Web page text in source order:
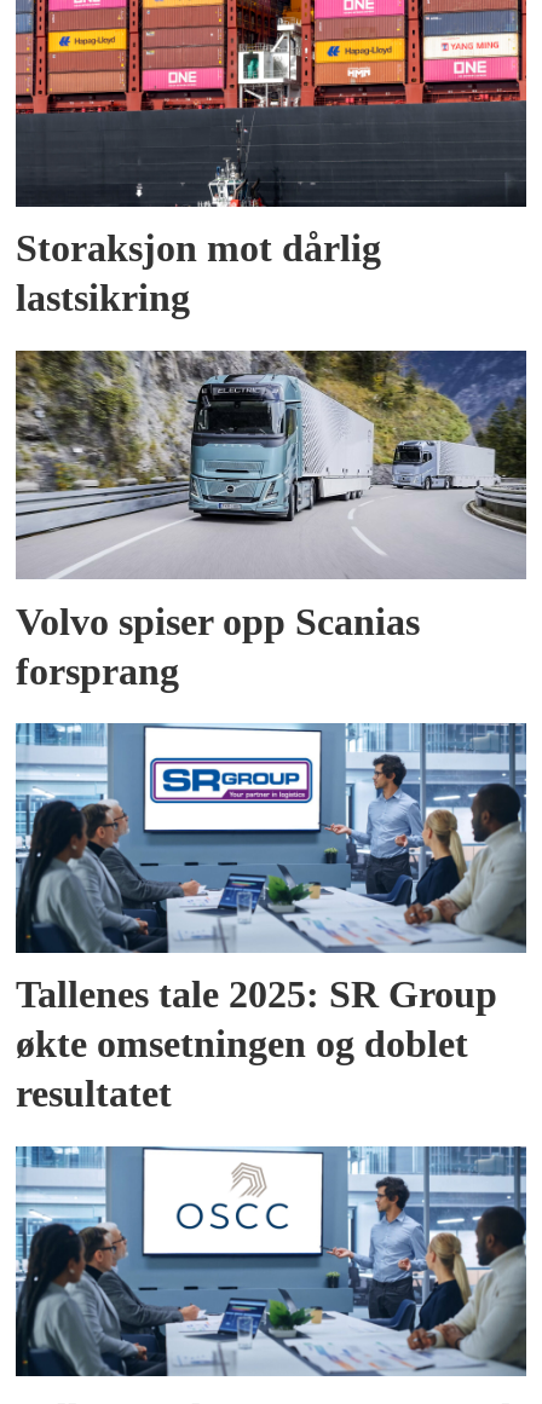
Storaksjon mot dårlig
lastsikring
Volvo spiser opp Scanias
forsprang
Tallenes tale 2025: SR Group
økte omsetningen og doblet
resultatet